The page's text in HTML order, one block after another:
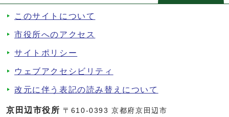
このサイトについて
市役所へのアクセス
サイトポリシー
ウェブアクセシビリティ
改元に伴う表記の読み替えについて
京田辺市役所 〒610-0393 京都府京田辺市